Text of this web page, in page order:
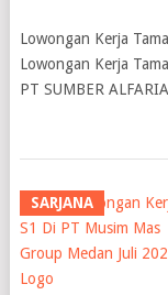
Lowongan Kerja
Lowongan Kerja
PT SUMBER
SARJANA